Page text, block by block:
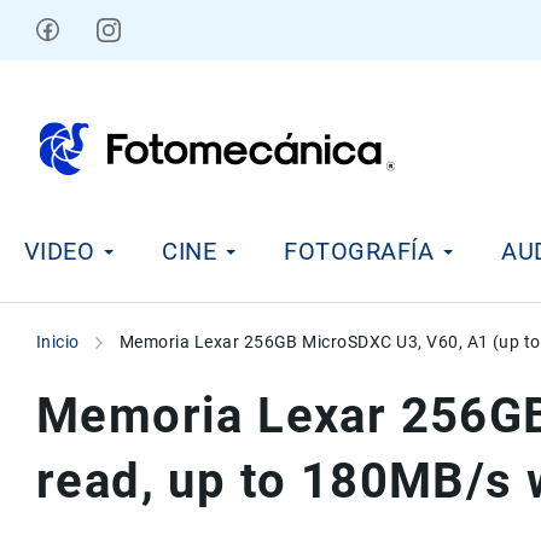
Ir
i
e
n
e
F
o
VIDEO CINE FOTOGRAFÍA
Inicio Memoria Lexar 256GB MicroSDXC U3, V60, A1 (up
Memoria Lexar
read, up to 180MB/s